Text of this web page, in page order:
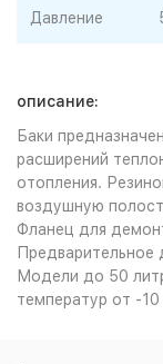
Давление
описание:
Баки
расширений
отопления.
воздушную
Фланец для
Предварительное
Модели до 50
температур от -